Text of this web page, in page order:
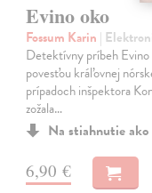
Evino oko
Fossum Karin |
Detektívny príbeh
povesťou kráľovnej
prípadoch inšpektora
zožala…
Na stiahnutie ako
6,90 €